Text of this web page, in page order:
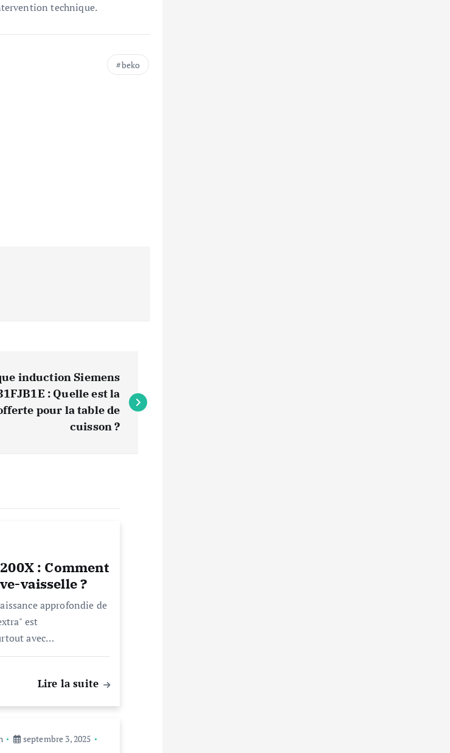
technique.
beko
induction Siemens
: Quelle est la
pour la table de
cuisson ?
: Comment
vaisselle ?
approfondie de
est
avec…
Lire la suite
septembre 3, 2025